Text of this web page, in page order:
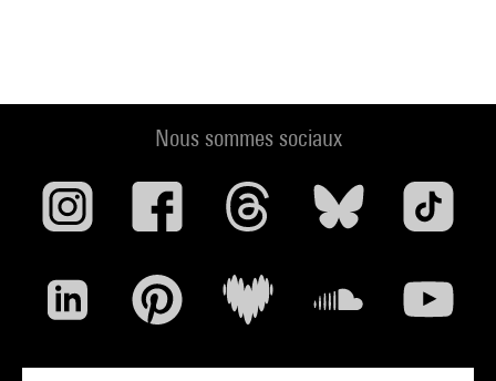
Nous sommes sociaux